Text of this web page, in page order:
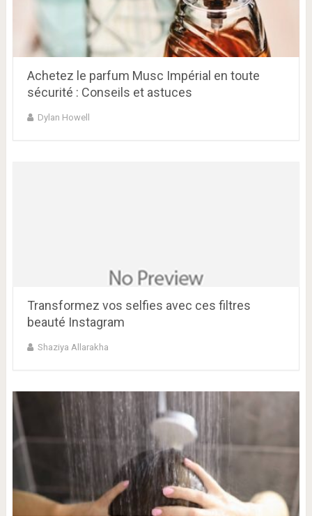
Achetez le parfum Musc Impérial en toute
sécurité : Conseils et astuces
Dylan Howell
Transformez vos selfies avec ces filtres
beauté Instagram
Shaziya Allarakha